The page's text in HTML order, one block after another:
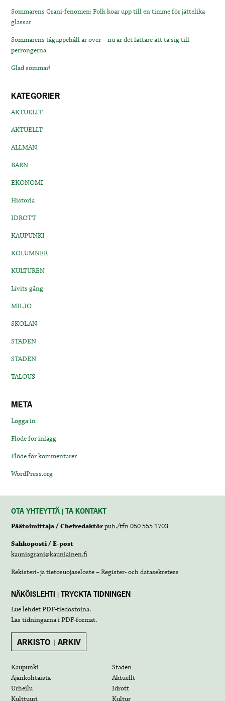
Sommarens Grani-fenomen: Folk köar upp till en timme för jättelika
glassar
Sommarens tåguppehåll är över – nu är det lättare att ta sig till
perrongerna
Glad sommar!
KATEGORIER
AKTUELLT
AKTUELLT
ALLMÄN
BARN
EKONOMI
Historia
IDROTT
KAUPUNKI
KOLUMNER
KULTUREN
Livits gång
MILJÖ
SKOLAN
STADEN
STADEN
TALOUS
META
Logga in
Flöde för inlägg
Flöde för kommentarer
WordPress.org
OTA YHTEYTTÄ | TA KONTAKT
Päätoimittaja / Chefredaktörpuh./tfn 050 555 1703
Sähköposti / E-post
kaunisgrani@kauniainen.fi
Rekisteri- ja tietosuojaseloste – Register- och datasekretess
NÄKÖISLEHTI | TRYCKTA TIDNINGEN
Lue lehdetPDF-tiedostoina.
Läs tidningarna iPDF-format.
ARKISTO | ARKIV
Kaupunki
Staden
Ajankohtaista
Aktuellt
Urheilu
Idrott
Kulttuuri
Kultur